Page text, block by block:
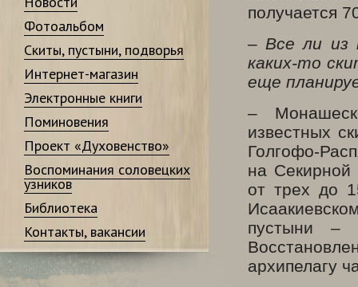
Фотоальбом
Скиты, пустыни, подворья
Интернет-магазин
Электронные книги
Поминовения
Проект «Духовенство»
Воспоминания соловецких
узников
Библиотека
Контакты, вакансии
получается
– Все ли из
каких-то
еще
–
известных
Голгофо-
на Секирной
от трех до
пустыни –
архипелагу